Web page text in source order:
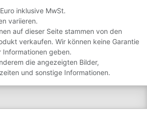
Geschmackserlebnis -
Aromastoffe.
inklusive MwSt.
variieren.
auf dieser Seite stammen von den
verkaufen. Wir können keine Garantie
geben.
die angezeigten Bilder,
und sonstige Informationen.